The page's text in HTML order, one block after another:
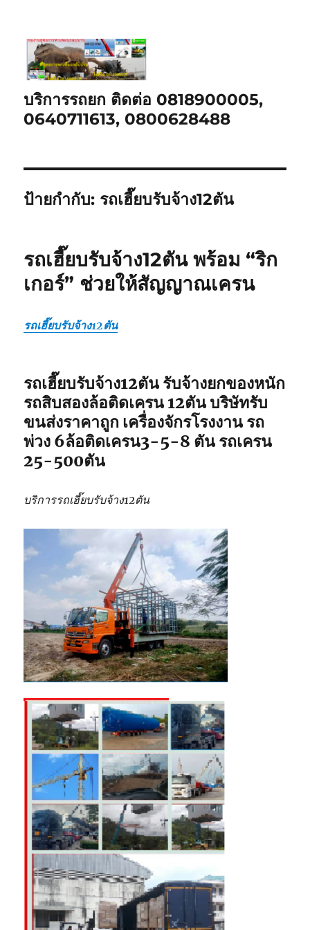
บริการรถยก ติดต่อ 0818900005,
0640711613, 0800628488
ป้ายกำกับ: รถเฮี๊ยบรับจ้าง12ตัน
รถเฮี๊ยบรับจ้าง12ตัน พร้อม “ริก
เกอร์” ช่วยให้สัญญาณเครน
รถเฮี๊ยบรับจ้าง12ตัน
รถเฮี๊ยบรับจ้าง12ตัน รับจ้างยกของหนัก
รถสิบสองล้อติดเครน 12ตัน บริษัทรับ
ขนส่งราคาถูก เครื่องจักรโรงงาน รถ
พ่วง 6ล้อติดเครน3-5-8 ตัน รถเครน
25-500ตัน
บริการรถเฮี๊ยบรับจ้าง12ตัน